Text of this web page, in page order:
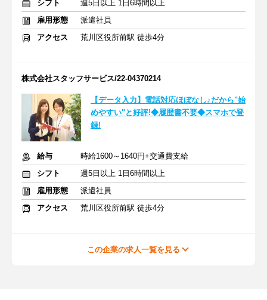
シフト
週5日以上 1日6時間以上
雇用形態
派遣社員
アクセス
荒川区役所前駅 徒歩4分
株式会社スタッフサービス/22-04370214
【データ入力】電話対応ほぼなし♪だから"始
めやすい"と好評!◆履歴書不要◆スマホで登
録!
給与
時給1600～1640円+交通費支給
シフト
週5日以上 1日6時間以上
雇用形態
派遣社員
アクセス
荒川区役所前駅 徒歩4分
この企業の求人一覧を見る